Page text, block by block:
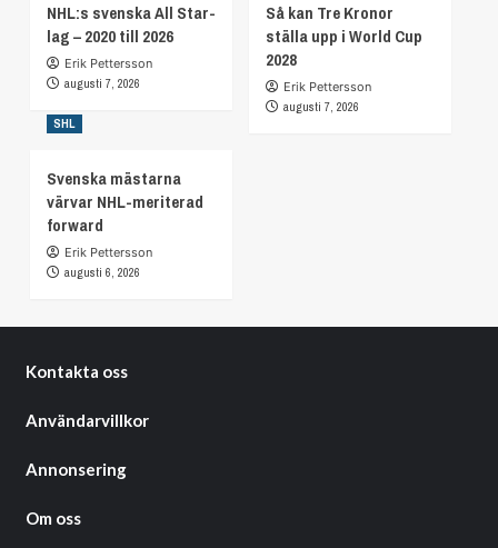
NHL:s svenska All Star-
lag – 2020 till 2026
Erik Pettersson
augusti 7, 2026
Så kan Tre Kronor
ställa upp i World Cup
2028
Erik Pettersson
augusti 7, 2026
SHL
Svenska mästarna
värvar NHL-meriterad
forward
Erik Pettersson
augusti 6, 2026
Kontakta oss
Användarvillkor
Annonsering
Om oss